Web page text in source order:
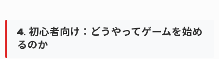
4. 初心者向け：どうやってゲームを始め
るのか